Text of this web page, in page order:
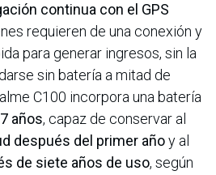
continua con el GPS
requieren de una conexión y
para generar ingresos, sin la
sin batería a mitad de
C100 incorpora una batería
7 años, capaz de conservar al
después del primer añoy al
de siete años de uso, según